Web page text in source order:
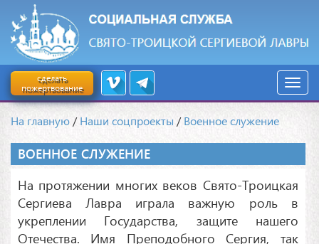
сделать
пожертвование
На главную /Наши соцпроекты /Военное служение
ВОЕННОЕ СЛУЖЕНИЕ
На протяжении многих веков Свято-Троицкая
Сергиева Лавра играла важную роль в
укреплении Государства, защите нашего
Отечества. Имя Преподобного Сергия, так